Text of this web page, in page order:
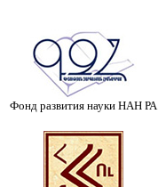
Фонд развития науки НАН РА